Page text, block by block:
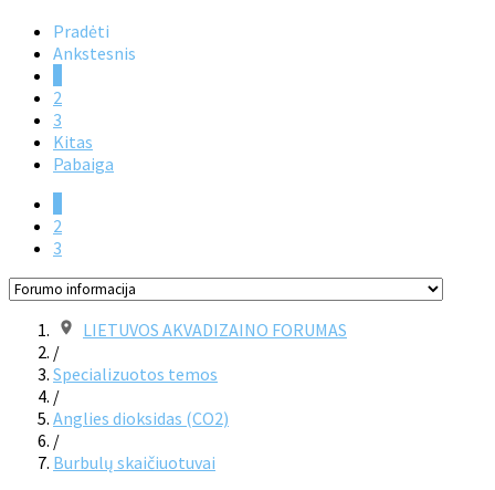
Pradėti
Ankstesnis
2
3
Kitas
Pabaiga
2
3
LIETUVOS AKVADIZAINO FORUMAS
/
Specializuotos temos
/
Anglies dioksidas (CO2)
/
Burbulų skaičiuotuvai